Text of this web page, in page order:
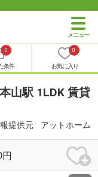
0
条件
0
お気に入り
山駅 1LDK 賃貸
提供元 アットホーム